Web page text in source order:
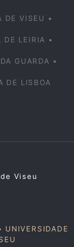
DE VISEU •
DE LEIRIA •
GUARDA •
DE LISBOA
UNIVERSIDADE